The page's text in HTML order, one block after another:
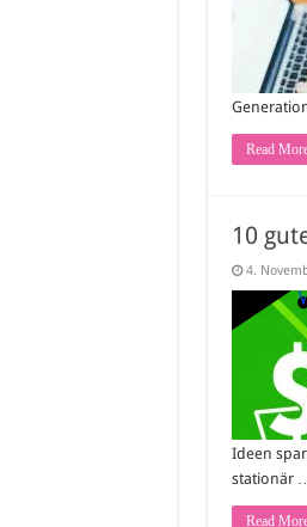
Read
10
4.
Ideen
stationär
Read